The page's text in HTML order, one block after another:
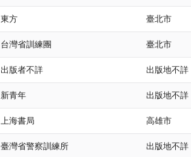
東方 臺北市
台灣省訓練團 臺北市
出版者不詳 出版地不詳
新青年 出版地不詳
上海書局 高雄市
臺灣省警察訓練所 出版地不詳